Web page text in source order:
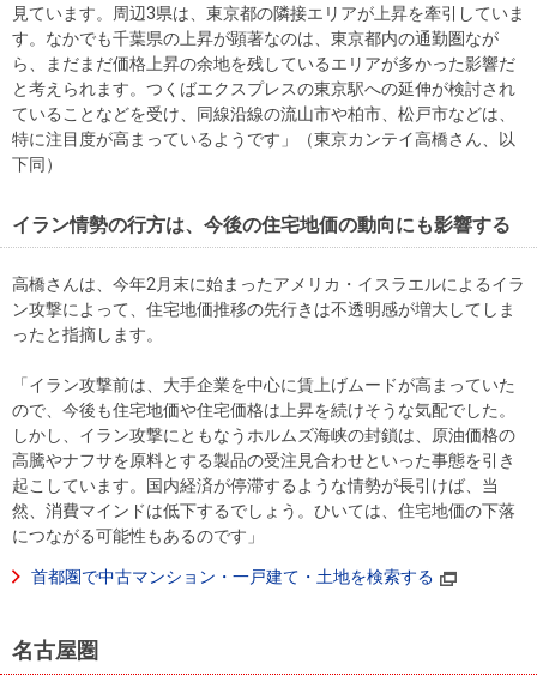
見ています。周辺3県は、東京都の隣接エリアが上昇を牽引していま
す。なかでも千葉県の上昇が顕著なのは、東京都内の通勤圏なが
ら、まだまだ価格上昇の余地を残しているエリアが多かった影響だ
と考えられます。つくばエクスプレスの東京駅への延伸が検討され
ていることなどを受け、同線沿線の流山市や柏市、松戸市などは、
特に注目度が高まっているようです」（東京カンテイ高橋さん、以
下同）
イラン情勢の行方は、今後の住宅地価の動向にも影響する
高橋さんは、今年2月末に始まったアメリカ・イスラエルによるイラ
ン攻撃によって、住宅地価推移の先行きは不透明感が増大してしま
ったと指摘します。
「イラン攻撃前は、大手企業を中心に賃上げムードが高まっていた
ので、今後も住宅地価や住宅価格は上昇を続けそうな気配でした。
しかし、イラン攻撃にともなうホルムズ海峡の封鎖は、原油価格の
高騰やナフサを原料とする製品の受注見合わせといった事態を引き
起こしています。国内経済が停滞するような情勢が長引けば、当
然、消費マインドは低下するでしょう。ひいては、住宅地価の下落
につながる可能性もあるのです」
首都圏で中古マンション・一戸建て・土地を検索する
名古屋圏